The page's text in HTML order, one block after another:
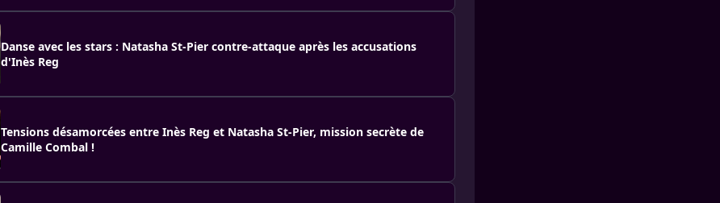
Danse avec les stars : Natasha St-Pier contre-attaque après les accusations
d'Inès Reg
Tensions désamorcées entre Inès Reg et Natasha St-Pier, mission secrète de
Camille Combal !